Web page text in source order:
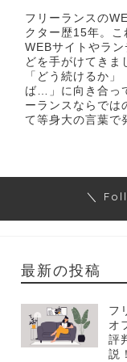
フリーランスの
クター歴15年。
WEBサイトやラ
どを手がけてきま
「どう続けるか
ば…」に向き合っ
ーランスならでは
て等身大の言葉で
＼
最新の投稿
フ
オ
評
説！